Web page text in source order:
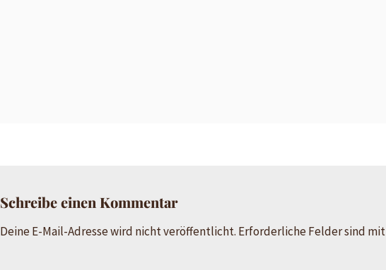
Schreibe einen Kommentar
Deine E-Mail-Adresse wird nicht veröffentlicht. Erforderliche Felder sind mit